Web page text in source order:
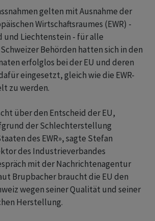
gelten mit Ausnahme der
Wirtschaftsraumes (EWR) -
und Liechtenstein - für alle
Behörden hatten sich in den
erfolglos bei der EU und deren
eingesetzt, gleich wie die EWR-
zu werden.
über den Entscheid der EU,
der Schlechterstellung
des EWR», sagte Stefan
des Industrieverbandes
mit der Nachrichtenagentur
Brupbacher braucht die EU den
wegen seiner Qualität und seiner
Herstellung.